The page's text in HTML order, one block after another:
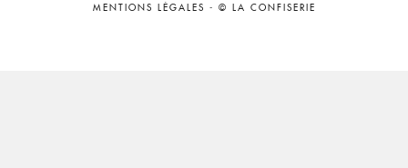
MENTIONS LÉGALES - © LA CONFISERIE